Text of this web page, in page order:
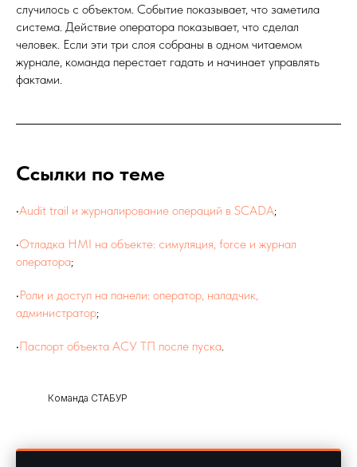
случилось с объектом. Событие показывает, что заметила
система. Действие оператора показывает, что сделал
человек. Если эти три слоя собраны в одном читаемом
журнале, команда перестает гадать и начинает управлять
фактами.
Ссылки по теме
•Audit trail и журналирование операций в SCADA;
•Отладка HMI на объекте: симуляция, force и журнал
оператора;
•Роли и доступ на панели: оператор, наладчик,
администратор;
•Паспорт объекта АСУ ТП после пуска.
Команда СТАБУР